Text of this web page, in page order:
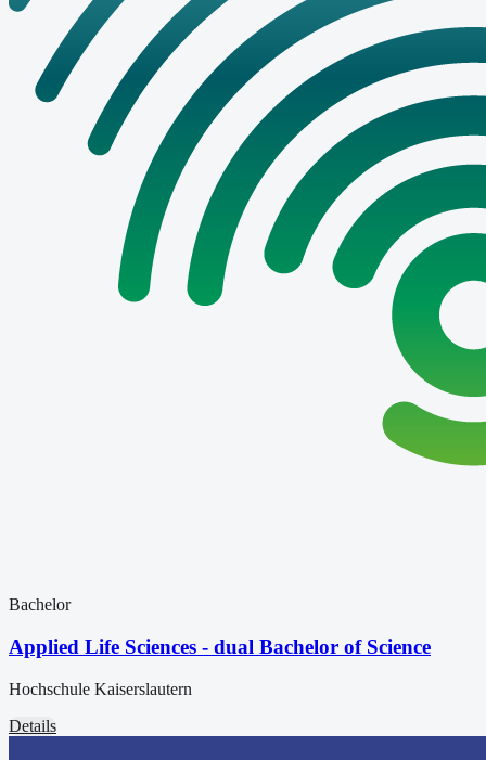
Bachelor
Applied Life Sciences - dual Bachelor of Science
Hochschule Kaiserslautern
Details